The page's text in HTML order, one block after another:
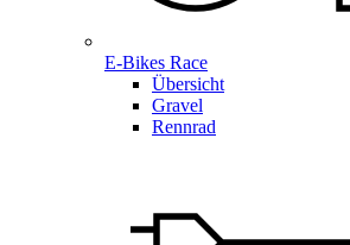
E-Bikes Race
Übersicht
Gravel
Rennrad